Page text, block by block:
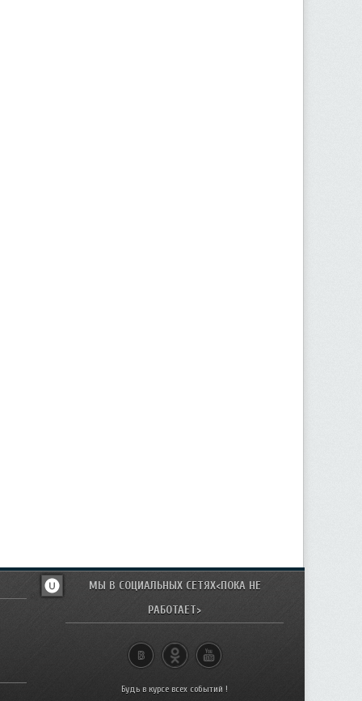
МЫ В СОЦИАЛЬНЫХ СЕТЯХ<ПОКА НЕ
РАБОТАЕТ>
Будь в курсе всех событий !